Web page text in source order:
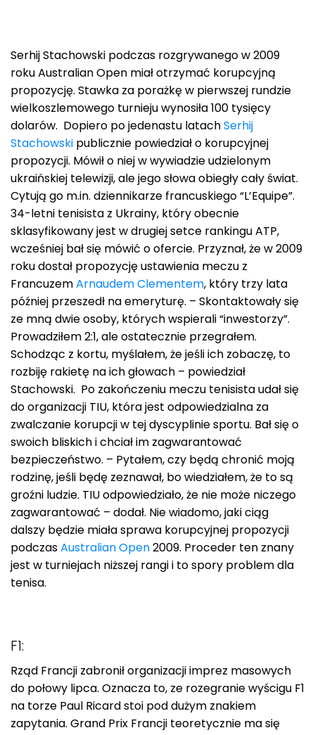
Serhij Stachowski podczas rozgrywanego w 2009
roku Australian Open miał otrzymać korupcyjną
propozycję. Stawka za porażkę w pierwszej rundzie
wielkoszlemowego turnieju wynosiła 100 tysięcy
dolarów. Dopiero po jedenastu latachSerhij
Stachowski publicznie powiedział o korupcyjnej
propozycji. Mówił o niej w wywiadzie udzielonym
ukraińskiej telewizji, ale jego słowa obiegły cały świat.
Cytują go m.in. dziennikarze francuskiego “L’Equipe”.
34-letni tenisista z Ukrainy, który obecnie
sklasyfikowany jest w drugiej setce rankingu ATP,
wcześniej bał się mówić o ofercie. Przyznał, że w 2009
roku dostał propozycję ustawienia meczu z
FrancuzemArnaudem Clementem, który trzy lata
później przeszedł na emeryturę. – Skontaktowały się
ze mną dwie osoby, których wspierali “inwestorzy”.
Prowadziłem 2:1, ale ostatecznie przegrałem.
Schodząc z kortu, myślałem, że jeśli ich zobaczę, to
rozbiję rakietę na ich głowach – powiedział
Stachowski. Po zakończeniu meczu tenisista udał się
do organizacji TIU, która jest odpowiedzialna za
zwalczanie korupcji w tej dyscyplinie sportu. Bał się o
swoich bliskich i chciał im zagwarantować
bezpieczeństwo. – Pytałem, czy będą chronić moją
rodzinę, jeśli będę zeznawał, bo wiedziałem, że to są
groźni ludzie. TIU odpowiedziało, że nie może niczego
zagwarantować – dodał. Nie wiadomo, jaki ciąg
dalszy będzie miała sprawa korupcyjnej propozycji
podczasAustralian Open2009. Proceder ten znany
jest w turniejach niższej rangi i to spory problem dla
tenisa.
F1:
Rząd Francji zabronił organizacji imprez masowych
do połowy lipca. Oznacza to, ze rozegranie wyścigu F1
na torze Paul Ricard stoi pod dużym znakiem
zapytania. Grand Prix Francji teoretycznie ma się